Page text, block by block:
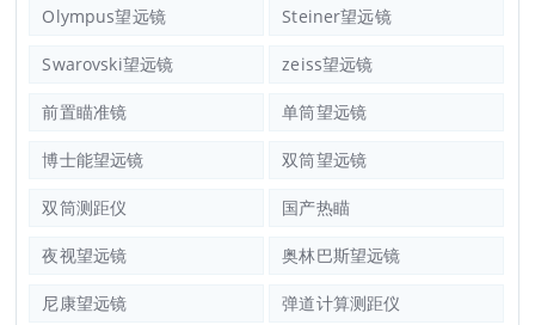
Olympus望远镜 Steiner望远镜
Swarovski望远镜 zeiss望远镜
前置瞄准镜 单筒望远镜
博士能望远镜 双筒望远镜
双筒测距仪 国产热瞄
夜视望远镜 奥林巴斯望远镜
尼康望远镜 弹道计算测距仪